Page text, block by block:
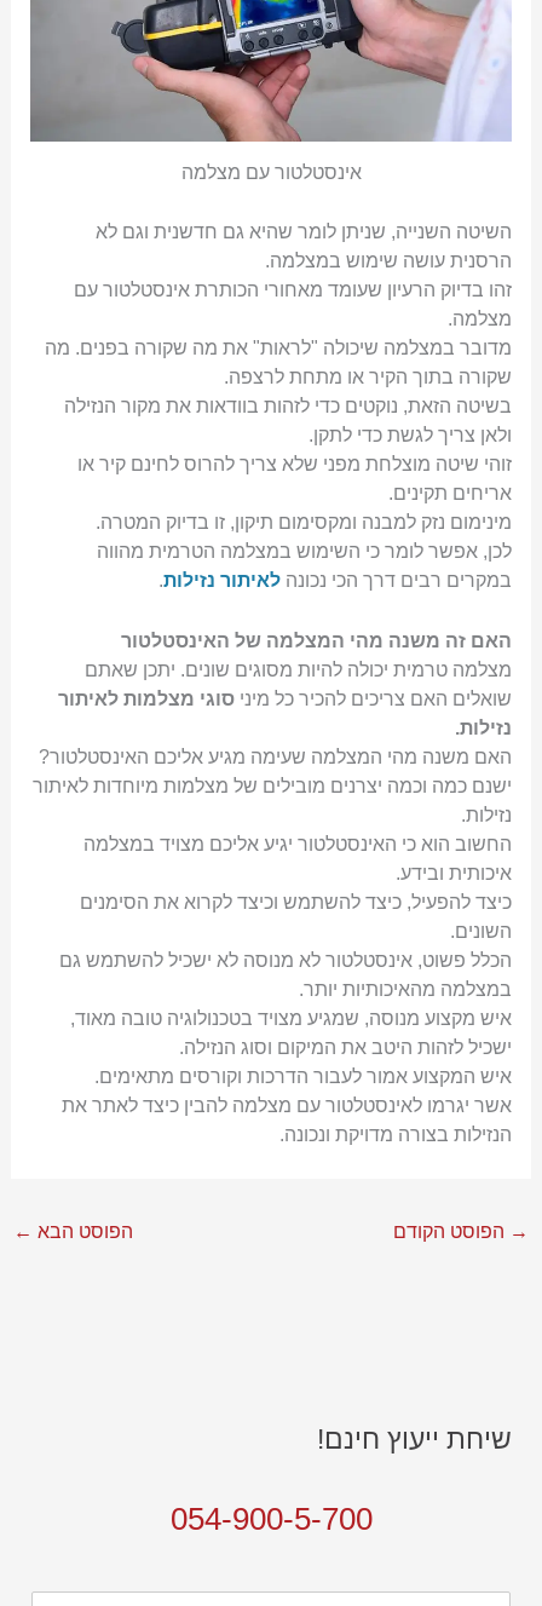
אינסטלטור עם מצלמה
השיטה השנייה, שניתן לומר שהיא גם חדשנית וגם לא
הרסנית עושה שימוש במצלמה.
זהו בדיוק הרעיון שעומד מאחורי הכותרת אינסטלטור עם
מצלמה.
מדובר במצלמה שיכולה "לראות" את מה שקורה בפנים. מה
שקורה בתוך הקיר או מתחת לרצפה.
בשיטה הזאת, נוקטים כדי לזהות בוודאות את מקור הנזילה
ולאן צריך לגשת כדי לתקן.
זוהי שיטה מוצלחת מפני שלא צריך להרוס לחינם קיר או
אריחים תקינים.
מינימום נזק למבנה ומקסימום תיקון, זו בדיוק המטרה.
לכן, אפשר לומר כי השימוש במצלמה הטרמית מהווה
במקרים רבים דרך הכי נכונהלאיתור נזילות.
האם זה משנה מהי המצלמה של האינסטלטור
מצלמה טרמית יכולה להיות מסוגים שונים. יתכן שאתם
שואלים האם צריכים להכיר כל מיניסוגי מצלמות לאיתור
נזילות.
האם משנה מהי המצלמה שעימה מגיע אליכם האינסטלטור?
ישנם כמה וכמה יצרנים מובילים של מצלמות מיוחדות לאיתור
נזילות.
החשוב הוא כי האינסטלטור יגיע אליכם מצויד במצלמה
איכותית ובידע.
כיצד להפעיל, כיצד להשתמש וכיצד לקרוא את הסימנים
השונים.
הכלל פשוט, אינסטלטור לא מנוסה לא ישכיל להשתמש גם
במצלמה מהאיכותיות יותר.
איש מקצוע מנוסה, שמגיע מצויד בטכנולוגיה טובה מאוד,
ישכיל לזהות היטב את המיקום וסוג הנזילה.
איש המקצוע אמור לעבור הדרכות וקורסים מתאימים.
אשר יגרמו לאינסטלטור עם מצלמה להבין כיצד לאתר את
הנזילות בצורה מדויקת ונכונה.
→ הפוסט הקודם הפוסט הבא ←
שיחת ייעוץ חינם!
054-900-5-700